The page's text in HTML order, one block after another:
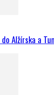
Alžírska a